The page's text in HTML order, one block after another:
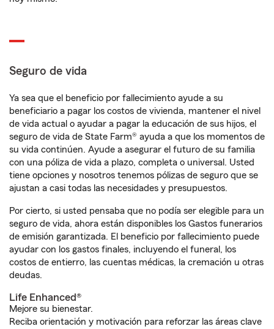
Seguro de vida
Ya sea que el beneficio por fallecimiento ayude a su
beneficiario a pagar los costos de vivienda, mantener el nivel
de vida actual o ayudar a pagar la educación de sus hijos, el
seguro de vida de State Farm® ayuda a que los momentos de
su vida continúen. Ayude a asegurar el futuro de su familia
con una póliza de vida a plazo, completa o universal. Usted
tiene opciones y nosotros tenemos pólizas de seguro que se
ajustan a casi todas las necesidades y presupuestos.
Por cierto, si usted pensaba que no podía ser elegible para un
seguro de vida, ahora están disponibles los Gastos funerarios
de emisión garantizada. El beneficio por fallecimiento puede
ayudar con los gastos finales, incluyendo el funeral, los
costos de entierro, las cuentas médicas, la cremación u otras
deudas.
Life Enhanced®
Mejore su bienestar.
Reciba orientación y motivación para reforzar las áreas clave